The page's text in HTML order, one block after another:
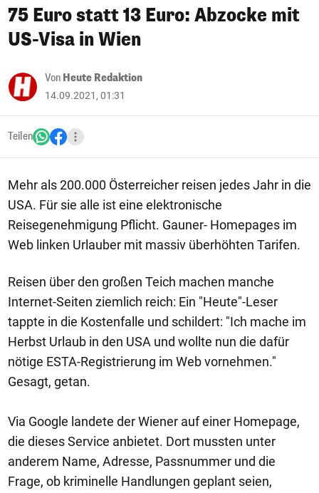
75 Euro statt 13 Euro: Abzocke mit
US-Visa in Wien
Von Heute Redaktion
14.09.2021, 01:31
Teilen
Mehr als 200.000 Österreicher reisen jedes Jahr in die
USA. Für sie alle ist eine elektronische
Reisegenehmigung Pflicht. Gauner- Homepages im
Web linken Urlauber mit massiv überhöhten Tarifen.
Reisen über den großen Teich machen manche
Internet-Seiten ziemlich reich: Ein "Heute"-Leser
tappte in die Kostenfalle und schildert: "Ich mache im
Herbst Urlaub in den USA und wollte nun die dafür
nötige ESTA-Registrierung im Web vornehmen."
Gesagt, getan.
Via Google landete der Wiener auf einer Homepage,
die dieses Service anbietet. Dort mussten unter
anderem Name, Adresse, Passnummer und die
Frage, ob kriminelle Handlungen geplant seien,